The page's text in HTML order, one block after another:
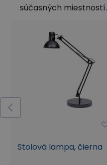
súčasných miestností.
Stolová lampa, čierna